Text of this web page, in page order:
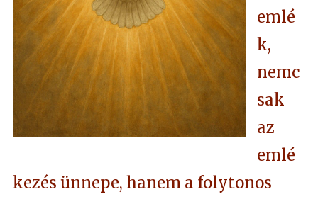
emlé
k,
nemc
sak
az
emlé
kezés ünnepe, hanem a folytonos